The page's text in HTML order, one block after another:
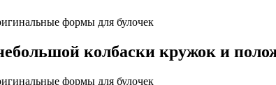
колбаски кружок и